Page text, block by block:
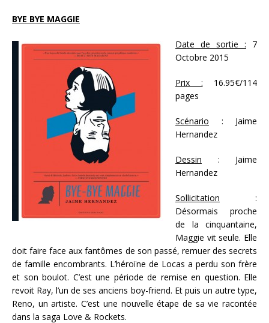
BYE BYE MAGGIE
Date de sortie : 7
Octobre 2015
Prix : 16.95€/114
pages
Scénario : Jaime
Hernandez
Dessin : Jaime
Hernandez
Sollicitation :
Désormais proche
de la cinquantaine,
Maggie vit seule. Elle
doit faire face aux fantômes de son passé, remuer des secrets
de famille encombrants. L’héroïne de Locas a perdu son frère
et son boulot. C’est une période de remise en question. Elle
revoit Ray, l’un de ses anciens boy-friend. Et puis un autre type,
Reno, un artiste. C’est une nouvelle étape de sa vie racontée
dans la saga Love & Rockets.